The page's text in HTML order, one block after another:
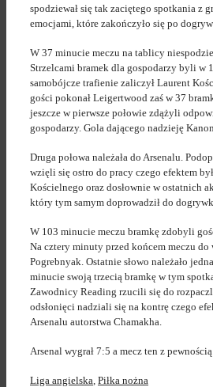
spodziewał się tak zaciętego spotkania z
emocjami, które zakończyło się po
W 37 minucie meczu na tablicy
Strzelcami bramek dla gospodarzy byli w
samobójcze trafienie zaliczył Laurent
gości pokonał Leigertwood zaś w 37
jeszcze w pierwsze połowie zdążyli
gospodarzy. Gola dającego nadzieję
Druga połowa należała do Arsenalu.
wzięli się ostro do pracy czego efektem
Kościelnego oraz dosłownie w ostatnich
który tym samym doprowadził do
W 103 minucie meczu bramkę zdobyli
Na cztery minuty przed końcem meczu
Pogrebnyak. Ostatnie słowo należało
minucie swoją trzecią bramkę w tym
Zawodnicy Reading rzucili się do
odsłonięci nadziali się na kontrę czego
Arsenalu autorstwa Chamakha.
Arsenal wygrał 7:5 a mecz ten z
Liga angielska, Piłka nożna